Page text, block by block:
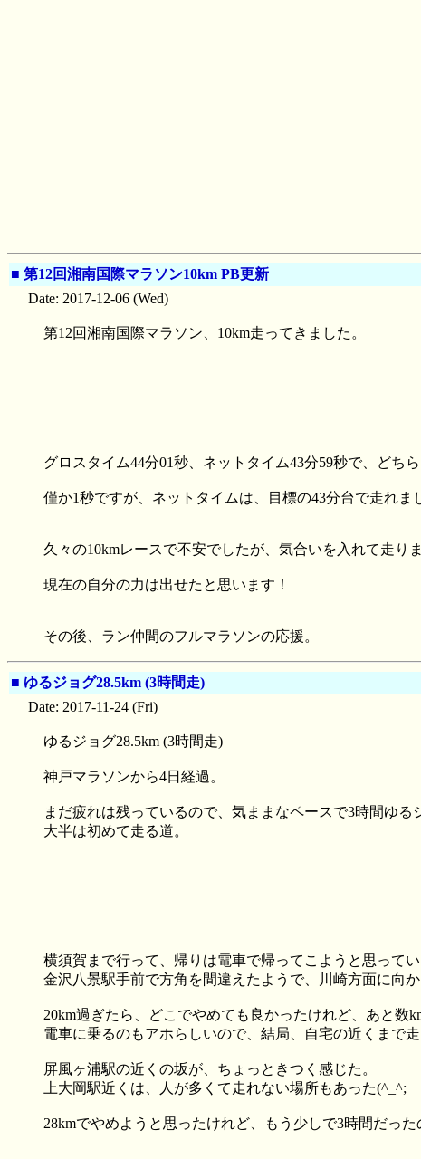
■ 第12回湘南国際マラソン10km PB更新
Date: 2017-12-06 (Wed)
第12回湘南国際マラソン、10km走ってきました。
グロスタイム44分01秒、ネットタイム43分59秒で、どち
僅か1秒ですが、ネットタイムは、目標の43分台で走れま
久々の10kmレースで不安でしたが、気合いを入れて走り
現在の自分の力は出せたと思います！
その後、ラン仲間のフルマラソンの応援。
■ ゆるジョグ28.5km (3時間走)
Date: 2017-11-24 (Fri)
ゆるジョグ28.5km (3時間走)
神戸マラソンから4日経過。
まだ疲れは残っているので、気ままなペースで3時間ゆる
大半は初めて走る道。
横須賀まで行って、帰りは電車で帰ってこようと思ってい
金沢八景駅手前で方角を間違えたようで、川崎方面に向
20km過ぎたら、どこでやめても良かったけれど、あと数
電車に乗るのもアホらしいので、結局、自宅の近くまで走
屏風ヶ浦駅の近くの坂が、ちょっときつく感じた。
上大岡駅近くは、人が多くて走れない場所もあった(^_^;
28kmでやめようと思ったけれど、もう少しで3時間だった